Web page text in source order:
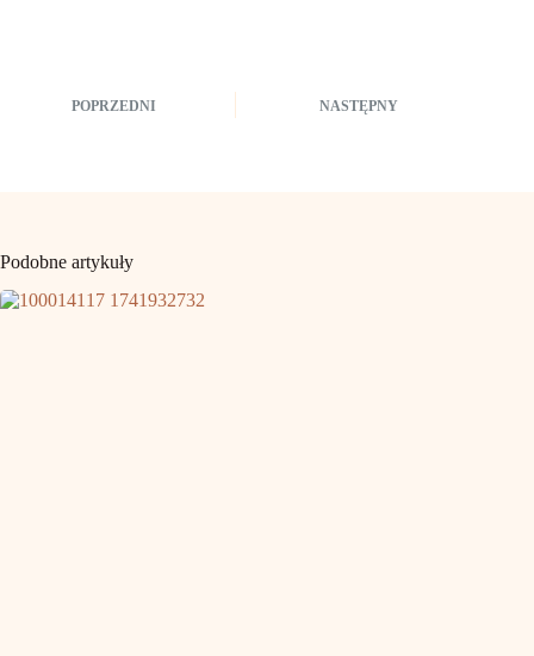
POPRZEDNI NASTĘPNY
Podobne artykuły